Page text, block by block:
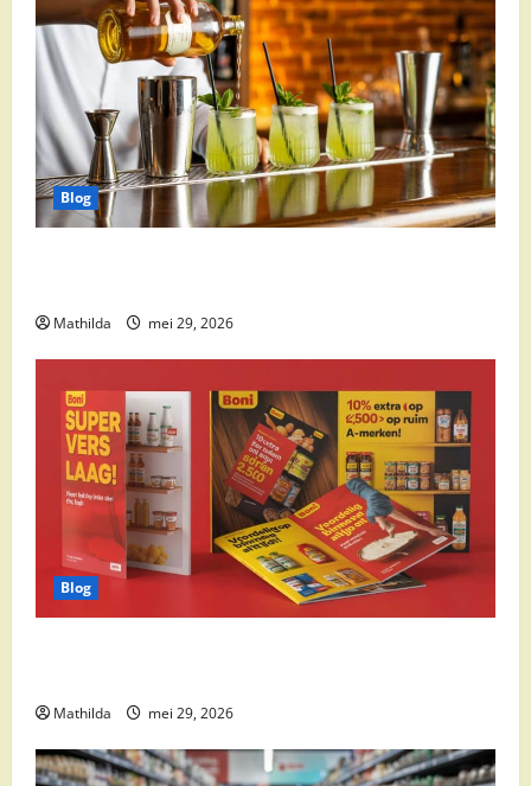
Blog
Mathilda mei 29, 2026
Blog
Mathilda mei 29, 2026